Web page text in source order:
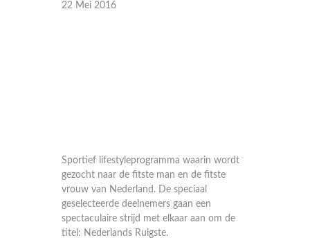
22 Mei 2016
gezocht naar de fitste man en de fitste
vrouw van Nederland. De speciaal
geselecteerde deelnemers gaan een
spectaculaire strijd met elkaar aan om de
titel: Nederlands Ruigste.